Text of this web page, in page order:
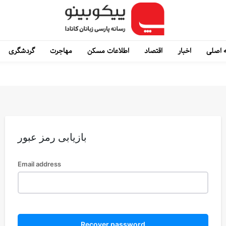
اصلی اخبار اقتصاد اطلاعات مسکن مهاجرت گردشگری
بازیابی رمز عبور
Email address